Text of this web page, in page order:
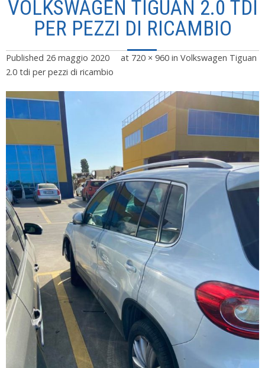
NEWS
CONTATTI
VOLKSWAGEN TIGUAN 2.0 TDI
PER PEZZI DI RICAMBIO
Published 26 maggio 2020 at 720 × 960 in Volkswagen Tiguan
2.0 tdi per pezzi di ricambio